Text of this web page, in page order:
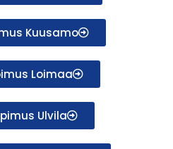
Kuusamo
Loimaa
Ulvila